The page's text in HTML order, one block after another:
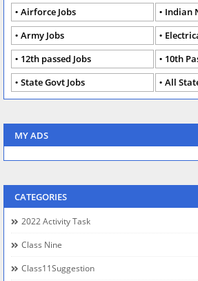
Airforce Jobs
Indian
Army Jobs
12th passed Jobs
10th
State Govt Jobs
All
MY ADS
CATEGORIES
2022 Activity Task
Class Nine
Class11Suggestion